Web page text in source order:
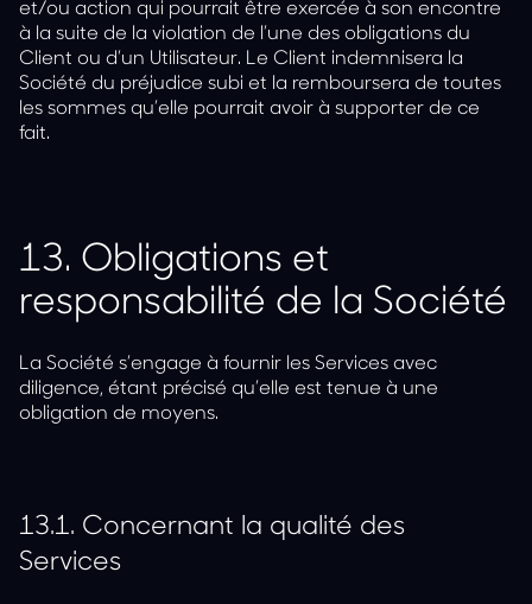
et/ou action qui pourrait être exercée à son encontre
à la suite de la violation de l’une des obligations du
Client ou d’un Utilisateur. Le Client indemnisera la
Société du préjudice subi et la remboursera de toutes
les sommes qu’elle pourrait avoir à supporter de ce
fait.
13. Obligations et
responsabilité de la Société
La Société s’engage à fournir les Services avec
diligence, étant précisé qu’elle est tenue à une
obligation de moyens.
13.1. Concernant la qualité des
Services